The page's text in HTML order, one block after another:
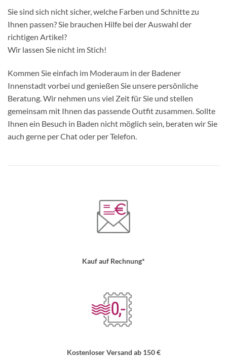
Sie sind sich nicht sicher, welche Farben und Schnitte zu
Ihnen passen? Sie brauchen Hilfe bei der Auswahl der
richtigen Artikel?
Wir lassen Sie nicht im Stich!
Kommen Sie einfach im Moderaum in der Badener
Innenstadt vorbei und genießen Sie unsere persönliche
Beratung. Wir nehmen uns viel Zeit für Sie und stellen
gemeinsam mit Ihnen das passende Outfit zusammen. Sollte
Ihnen ein Besuch in Baden nicht möglich sein, beraten wir Sie
auch gerne per Chat oder per Telefon.
Kauf auf Rechnung*
Kostenloser Versand ab 150 €